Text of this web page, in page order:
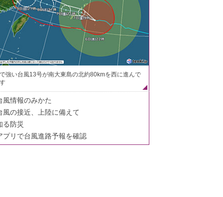
強い台風13号が南大東島の北約80kmを西に進んで
風情報のみかた
風の接近、上陸に備えて
る防災
プリで台風進路予報を確認